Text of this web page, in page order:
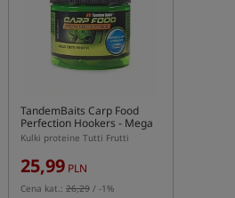
TandemBaits Carp Food
Perfection Hookers - Mega
Tutti Frutti
Kulki proteine Tutti Frutti
25,99 PLN
Cena kat.: 26,29 / -1%